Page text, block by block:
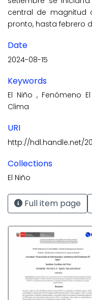
central de magnitud
pronto, hasta febrero
Date
2024-08-15
Keywords
El Niño , Fenómeno
Clima
URI
http://hdl.handle.net/
Collections
El Niño
Full item page